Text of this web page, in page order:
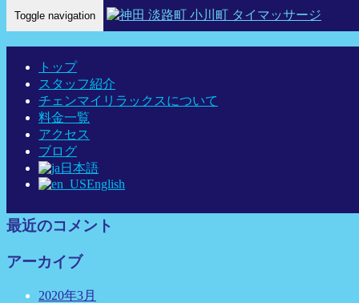
Toggle navigation
トップ
スタッフ紹介
チェンマイリラックスについて
料金一覧
アクセス
ブログ
日本語
English
Home- pre…
最近の投稿
link
神田チェンマイリラックス タイ古式マッサージについ
て
最近のコメント
アーカイブ
2020年3月